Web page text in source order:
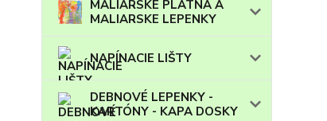
MALIARSKE PLÁTNA A
MALIARSKE LEPENKY
NAPÍNACIE LIŠTY
DEBNOVÉ LEPENKY -
KARTÓNY - KAPA DOSKY